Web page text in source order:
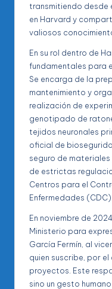
transmitiendo desde
en Harvard y
valiosos
En su rol dentro de
fundamentales para
Se encarga de la
mantenimiento y
realización de
genotipado de
tejidos neuronales
oficial de
seguro de
de estrictas
Centros para el
Enfermedades (CDC).
En noviembre de
Ministerio para
García Fermín, al
quien suscribe, por
proyectos. Este
sino un gesto